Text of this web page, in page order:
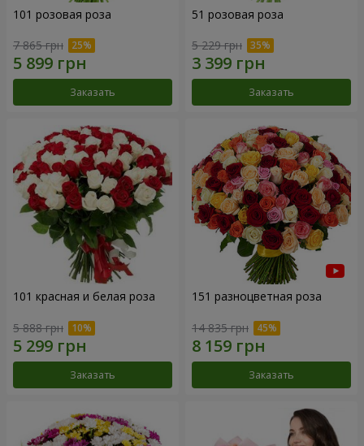
101 розовая роза
7 865 грн
Заказать
51 розовая роза
5 229 грн
Заказать
101 красная и белая роза
5 888 грн
Заказать
151 разноцветная роза
14 835 грн
Заказать